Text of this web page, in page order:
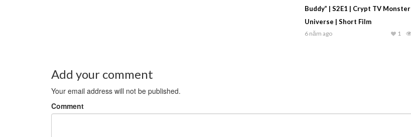
Buddy” | S2E1 | Crypt TV Monster
Universe | Short Film
6 năm ago 1
Add your comment
Your email address will not be published.
Comment